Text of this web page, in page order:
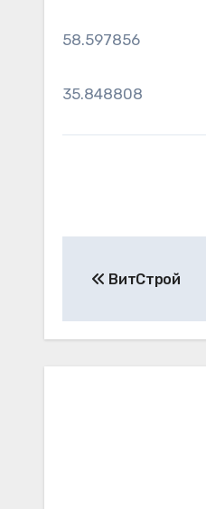
58.597856
35.848808
по
записям
ВитСтрой